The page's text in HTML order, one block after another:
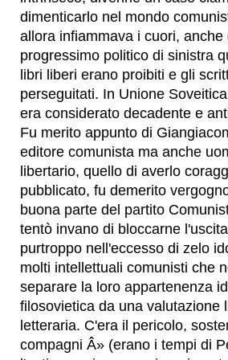
dimenticarlo nel mondo
allora infiammava i cuori, anche
progressimo politico di sinistra
libri liberi erano proibiti e gli
perseguitati. In Unione
era considerato decadente e
Fu merito appunto di
editore comunista ma anche
libertario, quello di averlo
pubblicato, fu demerito
buona parte del partito
tentò invano di bloccarne
purtroppo nell'eccesso di zelo
molti intellettuali comunisti che
separare la loro appartenenza
filosovietica da una valutazione
letteraria. C'era il pericolo,
compagni Â» (erano i tempi di